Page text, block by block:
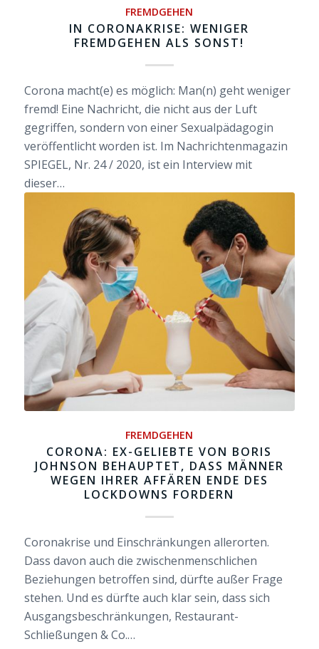
FREMDGEHEN
IN CORONAKRISE: WENIGER
FREMDGEHEN ALS SONST!
Corona macht(e) es möglich: Man(n) geht weniger
fremd! Eine Nachricht, die nicht aus der Luft
gegriffen, sondern von einer Sexualpädagogin
veröffentlicht worden ist. Im Nachrichtenmagazin
SPIEGEL, Nr. 24 / 2020, ist ein Interview mit
dieser…
FREMDGEHEN
CORONA: EX-GELIEBTE VON BORIS
JOHNSON BEHAUPTET, DASS MÄNNER
WEGEN IHRER AFFÄREN ENDE DES
LOCKDOWNS FORDERN
Coronakrise und Einschränkungen allerorten.
Dass davon auch die zwischenmenschlichen
Beziehungen betroffen sind, dürfte außer Frage
stehen. Und es dürfte auch klar sein, dass sich
Ausgangsbeschränkungen, Restaurant-
Schließungen & Co.…